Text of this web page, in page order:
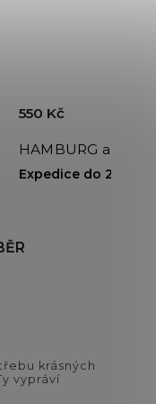
HAMBURG art
Expedice do 24h
550 Kč
krásných
vypráví